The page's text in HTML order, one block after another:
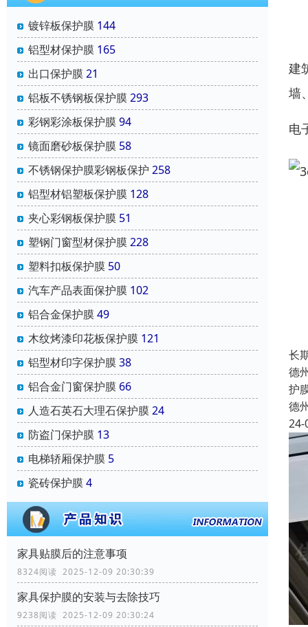
镀锌板保护膜 144
铝型材保护膜 165
出口保护膜21
铝板不锈钢板保护膜293
彩钢彩涂板保护膜94
镜面磨砂板保护膜 58
不锈钢保护膜彩钢板保护 258
铝型材铝塑板保护膜 128
夹心彩钢板保护膜 51
塑钢门窗型材保护膜228
塑料扣板保护膜 50
汽车产品表面保护膜 102
铝合金保护膜49
木纹烤漆印花板保护膜 121
铝型材印字保护膜38
铝合金门窗保护膜 66
人造石英石大理石保护膜24
防盗门保护膜 13
电梯轿厢保护膜 5
瓷砖保护膜4
家具贴膜后的注意事项
8324阅读 2025-12-09 20:30:39
家具保护膜的安装与去除技巧
9238阅读 2025-12-09 20:30:24
建
墙
电
长
德
护
德
24-